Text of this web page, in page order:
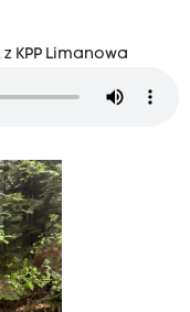
KPP Limanowa